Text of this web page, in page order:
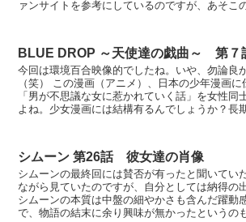
ァンサイトを参考にしているのですが、あそこ
BLUE DROP ～天使達の戯曲～ 第７
今回は環境百合映像的でしたね。いや、勿論良
（笑） この漫画（アニメ）、日本の少年漫画
「男が不思議な女に惹かれていく話」を女性同
よね。少女漫画には結構有るんでしょうか？長
シムーン 第26話 彼女達の肖像
シムーンの最終回には賛否が有ったと聞いてい
ながら見ていたのですが、自分としては納得の
シムーンの本質は中盤の細やかさも含んだ躍動
で、物語の結末に余り興味が無かったというの